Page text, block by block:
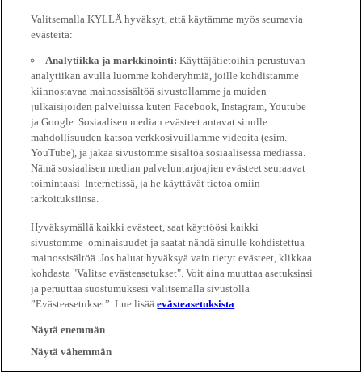
Valitsemalla KYLLÄ hyväksyt, että käytämme myös seuraavia
evästeitä:
Analytiikka ja markkinointi:Käyttäjätietoihin perustuvan
analytiikan avulla luomme kohderyhmiä, joille kohdistamme
kiinnostavaa mainossisältöä sivustollamme ja muiden
julkaisijoiden palveluissa kuten Facebook, Instagram, Youtube
ja Google. Sosiaalisen median evästeet antavat sinulle
mahdollisuuden katsoa verkkosivuillamme videoita (esim.
YouTube), ja jakaa sivustomme sisältöä sosiaalisessa mediassa.
Nämä sosiaalisen median palveluntarjoajien evästeet seuraavat
toimintaasi Internetissä, ja he käyttävät tietoa omiin
tarkoituksiinsa.
Hyväksymällä kaikki evästeet, saat käyttöösi kaikki
sivustomme ominaisuudet ja saatat nähdä sinulle kohdistettua
mainossisältöä. Jos haluat hyväksyä vain tietyt evästeet, klikkaa
kohdasta "Valitse evästeasetukset". Voit aina muuttaa asetuksiasi
ja peruuttaa suostumuksesi valitsemalla sivustolla
”Evästeasetukset”. Lue lisääevästeasetuksista
Näytä enemmän
Näytä vähemmän